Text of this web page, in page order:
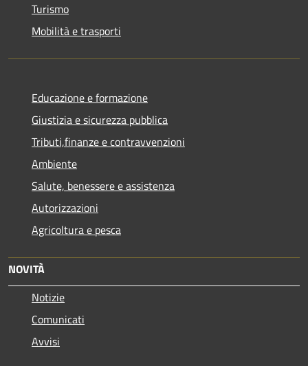
Turismo
Mobilità e trasporti
Educazione e formazione
Giustizia e sicurezza pubblica
Tributi,finanze e contravvenzioni
Ambiente
Salute, benessere e assistenza
Autorizzazioni
Agricoltura e pesca
NOVITÀ
Notizie
Comunicati
Avvisi